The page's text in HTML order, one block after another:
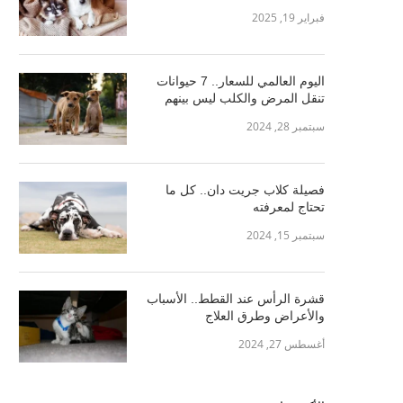
فبراير 19, 2025
اليوم العالمي للسعار.. 7 حيوانات
تنقل المرض والكلب ليس بينهم
سبتمبر 28, 2024
فصيلة كلاب جريت دان.. كل ما
تحتاج لمعرفته
سبتمبر 15, 2024
قشرة الرأس عند القطط.. الأسباب
والأعراض وطرق العلاج
أغسطس 27, 2024